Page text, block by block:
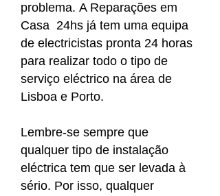
problema. A Reparações em
Casa 24hs já tem uma equipa
de electricistas pronta 24 horas
para realizar todo o tipo de
serviço eléctrico na área de
Lisboa e Porto.
Lembre-se sempre que
qualquer tipo de instalação
eléctrica tem que ser levada à
sério. Por isso, qualquer